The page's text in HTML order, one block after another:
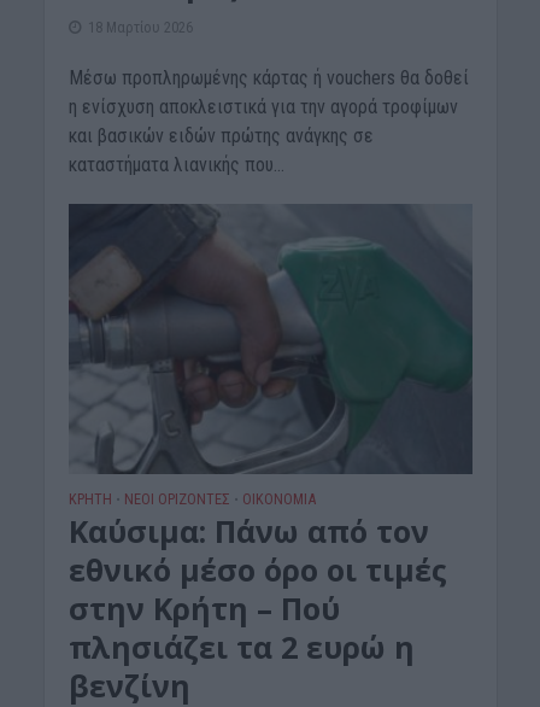
18 Μαρτίου 2026
Μέσω προπληρωμένης κάρτας ή vouchers θα δοθεί
η ενίσχυση αποκλειστικά για την αγορά τροφίμων
και βασικών ειδών πρώτης ανάγκης σε
καταστήματα λιανικής που...
ΚΡΗΤΗ • ΝΕΟΙ ΟΡΙΖΟΝΤΕΣ • ΟΙΚΟΝΟΜΙΑ
Καύσιμα: Πάνω από τον
εθνικό μέσο όρο οι τιμές
στην Κρήτη – Πού
πλησιάζει τα 2 ευρώ η
βενζίνη